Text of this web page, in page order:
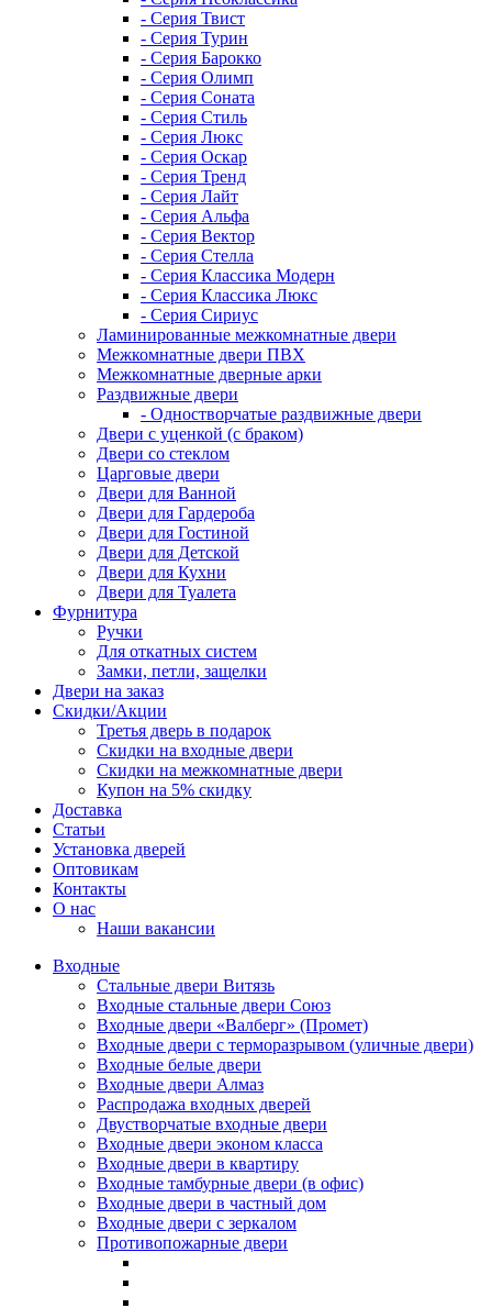
- Серия Твист
- Серия Турин
- Серия Барокко
- Серия Олимп
- Серия Соната
- Серия Стиль
- Серия Люкс
- Серия Оскар
- Серия Тренд
- Серия Лайт
- Серия Альфа
- Серия Вектор
- Серия Стелла
- Серия Классика Модерн
- Серия Классика Люкс
- Серия Сириус
Ламинированные межкомнатные двери
Межкомнатные двери ПВХ
Межкомнатные дверные арки
Раздвижные двери
- Одностворчатые раздвижные двери
Двери с уценкой (с браком)
Двери со стеклом
Царговые двери
Двери для Ванной
Двери для Гардероба
Двери для Гостиной
Двери для Детской
Двери для Кухни
Двери для Туалета
Фурнитура
Ручки
Для откатных систем
Замки, петли, защелки
Двери на заказ
Скидки/Акции
Третья дверь в подарок
Скидки на входные двери
Скидки на межкомнатные двери
Купон на 5% скидку
Доставка
Статьи
Установка дверей
Оптовикам
Контакты
О нас
Наши вакансии
Входные
Стальные двери Витязь
Входные стальные двери Союз
Входные двери «Валберг» (Промет)
Входные двери с терморазрывом (уличные двери)
Входные белые двери
Входные двери Алмаз
Распродажа входных дверей
Двустворчатые входные двери
Входные двери эконом класса
Входные двери в квартиру
Входные тамбурные двери (в офис)
Входные двери в частный дом
Входные двери с зеркалом
Противопожарные двери